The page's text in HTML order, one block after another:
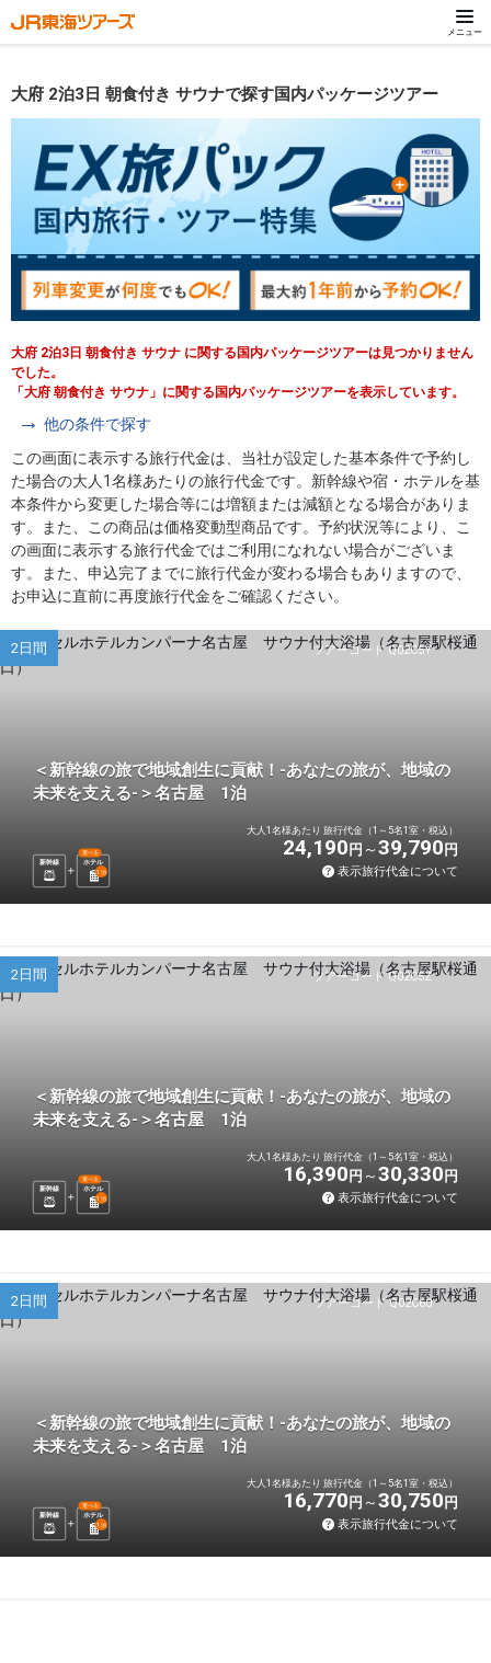
メニュー
大府 2泊3日 朝食付き サウナで探す国内パッケージツアー
大府 2泊3日 朝食付き サウナ に関する国内パッケージツアーは見つかりません
でした。
「大府 朝食付き サウナ」に関する国内パッケージツアーを表示しています。
他の条件で探す
この画面に表示する旅行代金は、当社が設定した基本条件で予約し
た場合の大人1名様あたりの旅行代金です。新幹線や宿・ホテルを基
本条件から変更した場合等には増額または減額となる場合がありま
す。また、この商品は価格変動型商品です。予約状況等により、こ
の画面に表示する旅行代金ではご利用になれない場合がございま
す。また、申込完了までに旅行代金が変わる場合もありますので、
お申込に直前に再度旅行代金をご確認ください。
ツアーコード Q02C5Y
2日間
＜新幹線の旅で地域創生に貢献！-あなたの旅が、地域の
未来を支える-＞名古屋 1泊
新幹線 ホテル
選べる
1 泊
大人1名様あたり 旅行代金（1～5名1室・税込）
24,190 円 39,790 円
表示旅行代金について
ツアーコード Q02C5Z
2日間
＜新幹線の旅で地域創生に貢献！-あなたの旅が、地域の
未来を支える-＞名古屋 1泊
新幹線 ホテル
選べる
1 泊
大人1名様あたり 旅行代金（1～5名1室・税込）
16,390 円 30,330 円
表示旅行代金について
ツアーコード Q02C60
2日間
＜新幹線の旅で地域創生に貢献！-あなたの旅が、地域の
未来を支える-＞名古屋 1泊
新幹線 ホテル
選べる
1 泊
大人1名様あたり 旅行代金（1～5名1室・税込）
16,770 円 30,750 円
表示旅行代金について